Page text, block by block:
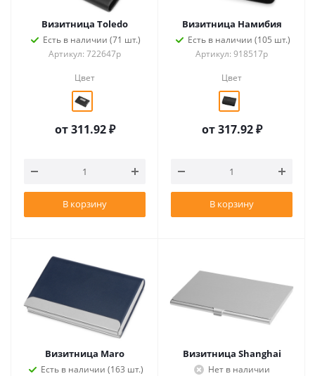
Визитница Тoledo
Есть в наличии (71 шт.)
Артикул: 722647p
Цвет
от311.92 ₽
В корзину
Визитница Намибия
Есть в наличии (105 шт.)
Артикул: 918517p
Цвет
от317.92 ₽
В корзину
Визитница Maro
Есть в наличии (163 шт.)
Визитница Shanghai
Нет в наличии